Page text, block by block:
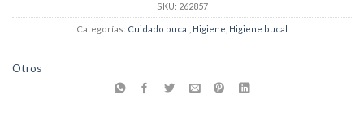
SKU: 262857
Categorías: Cuidado bucal Higiene Higiene bucal
Otros